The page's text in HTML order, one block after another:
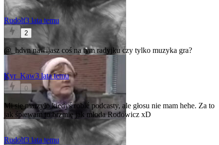
Rudolf3 lata temu
2
@_hdvnnawijasz coś na tym radyjku czy tylko muzyka gra?
Kyr_Kaw3 lata temu
0
Mi się marzyło kiedyś robić podcasty, ale głosu nie mam hehe. Za to
jak śpiewam to brzmię jak młoda Rodowicz xD
Rudolf3 lata temu